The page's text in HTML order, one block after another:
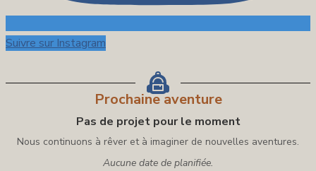
Suivre sur Instagram
Prochaine aventure
Pas de projet pour le moment
Nous continuons à rêver et à imaginer de nouvelles aventures.
Aucune date de planifiée.